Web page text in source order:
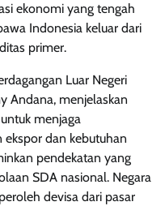
ekonomi yang tengah
Indonesia keluar dari
primer.
Luar Negeri
Andana, menjelaskan
menjaga
ekspor dan kebutuhan
pendekatan yang
SDA nasional. Negara
devisa dari pasar